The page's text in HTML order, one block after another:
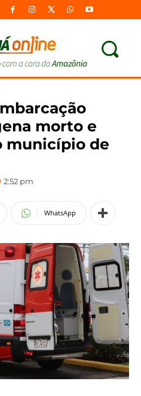
morto e
município de
2:52 pm
WhatsApp